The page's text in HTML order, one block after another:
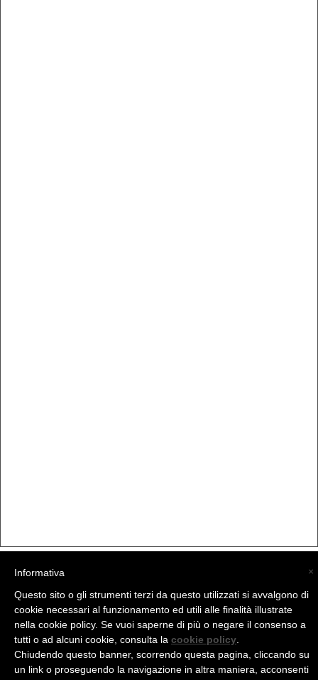
(C) La Valtellina - info@la-valtellina.com -
×
Informativa
Questo sito o gli strumenti terzi da questo utilizzati si avvalgono di
cookie necessari al funzionamento ed utili alle finalità illustrate
nella cookie policy. Se vuoi saperne di più o negare il consenso a
tutti o ad alcuni cookie, consulta la cookie policy
Chiudendo questo banner, scorrendo questa pagina, cliccando su
un link o proseguendo la navigazione in altra maniera, acconsenti